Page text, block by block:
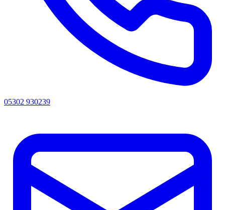
05302 930239